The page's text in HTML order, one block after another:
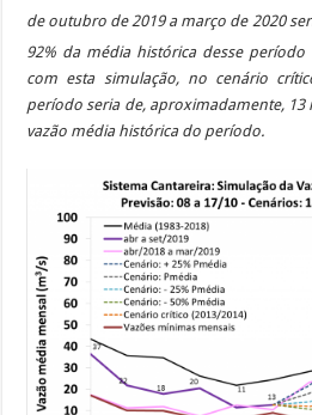
de outubro de 2019 a março de 2020
92% da média histórica desse período
com esta simulação, no cenário
período seria de, aproximadamente, 13
vazão média histórica do período.